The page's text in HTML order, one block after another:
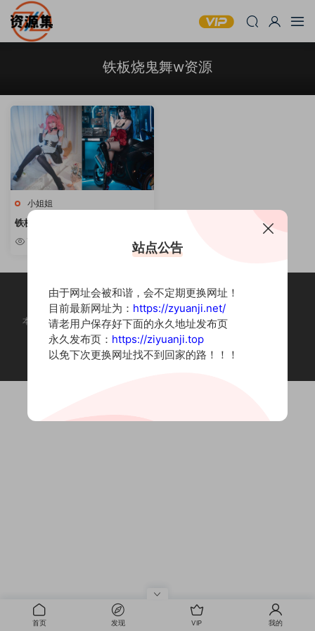
铁板烧鬼舞w资源
小姐姐
铁板烧鬼舞w – COSPLAY写真资
源精选 [持续更新]
7.38w
本站为摄影写真图片网站，内容来自网络收集整理，仅作个人学习使用。
如有违法内容请联系删除
Copyright © 2022 资源集
首页 发现 VIP 我的
站点公告
由于网址会被和谐，会不定期更换网址！
目前最新网址为： https://zyuanji.net/
请老用户保存好下面的永久地址发布页
永久发布页： https://ziyuanji.top
以免下次更换网址找不到回家的路！！！